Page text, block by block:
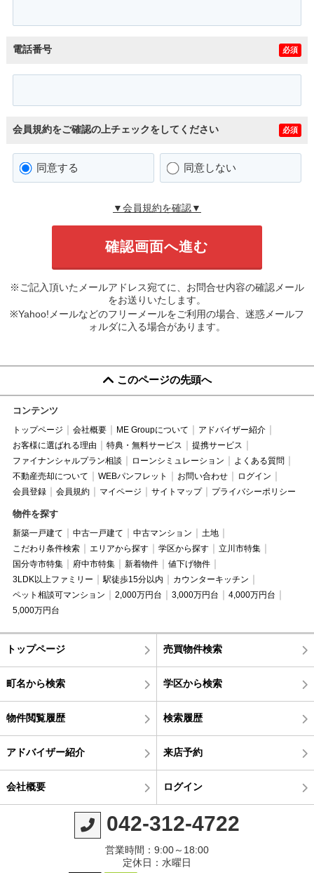
電話番号 必須
会員規約をご確認の上チェックをしてください 必須
同意する 同意しない
▼会員規約を確認▼
※ご記入頂いたメールアドレス宛てに、お問合せ内容の確認メール
をお送りいたします。
※Yahoo!メールなどのフリーメールをご利用の場合、迷惑メールフ
ォルダに入る場合があります。
このページの先頭へ
コンテンツ
トップページ 会社概要 ME Groupについて
アドバイザー紹介
お客様に選ばれる理由
特典・無料サービス
提携サービス
ファイナンシャルプラン相談
ローンシミュレーション
よくある質問
不動産売却について
WEBパンフレット お問い合わせ
ログイン
会員登録
会員規約 マイページ サイトマップ プライバシーポリシー
物件を探す
新築一戸建て 中古一戸建て 中古マンション
土地
こだわり条件検索
エリアから探す 学区から探す
立川市特集
国分寺市特集
府中市特集 新着物件
値下げ物件
3LDK以上ファミリー
駅徒歩15分以内
カウンターキッチン
ペット相談可マンション
2,000万円台 3,000万円台
4,000万円台
5,000万円台
トップページ 売買物件検索
町名から検索 学区から検索
物件閲覧履歴 検索履歴
アドバイザー紹介 来店予約
会社概要 ログイン
042-312-4722
営業時間：9:00～18:00
定休日：水曜日